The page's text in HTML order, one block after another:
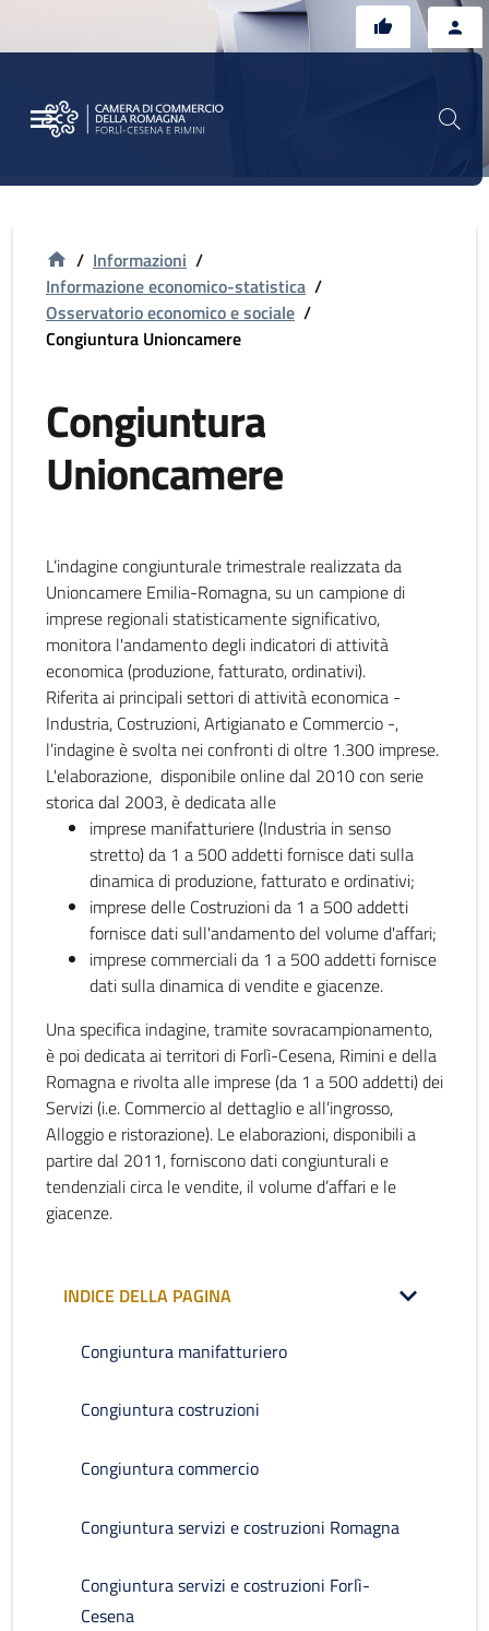
/ Informazioni /
Informazione economico-statistica /
Osservatorio economico e sociale /
Congiuntura Unioncamere
Congiuntura
Unioncamere
L’indagine congiunturale trimestrale realizzata da
Unioncamere Emilia-Romagna, su un campione di
imprese regionali statisticamente significativo,
monitora l'andamento degli indicatori di attività
economica (produzione, fatturato, ordinativi).
Riferita ai principali settori di attività economica -
Industria, Costruzioni, Artigianato e Commercio -,
l’indagine è svolta nei confronti di oltre 1.300 imprese.
L'elaborazione, disponibile online dal 2010 con serie
storica dal 2003, è dedicata alle
imprese manifatturiere (Industria in senso
stretto) da 1 a 500 addetti fornisce dati sulla
dinamica di produzione, fatturato e ordinativi;
imprese delle Costruzioni da 1 a 500 addetti
fornisce dati sull'andamento del volume d'affari;
imprese commerciali da 1 a 500 addetti fornisce
dati sulla dinamica di vendite e giacenze.
Una specifica indagine, tramite sovracampionamento,
è poi dedicata ai territori di Forlì-Cesena, Rimini e della
Romagna e rivolta alle imprese (da 1 a 500 addetti) dei
Servizi (i.e. Commercio al dettaglio e all’ingrosso,
Alloggio e ristorazione). Le elaborazioni, disponibili a
partire dal 2011, forniscono dati congiunturali e
tendenziali circa le vendite, il volume d’affari e le
giacenze.
INDICE DELLA PAGINA
Congiuntura manifatturiero
Congiuntura costruzioni
Congiuntura commercio
Congiuntura servizi e costruzioni Romagna
Congiuntura servizi e costruzioni Forlì-
Cesena